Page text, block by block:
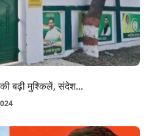
बढ़ी मुश्किलें, संदेश...